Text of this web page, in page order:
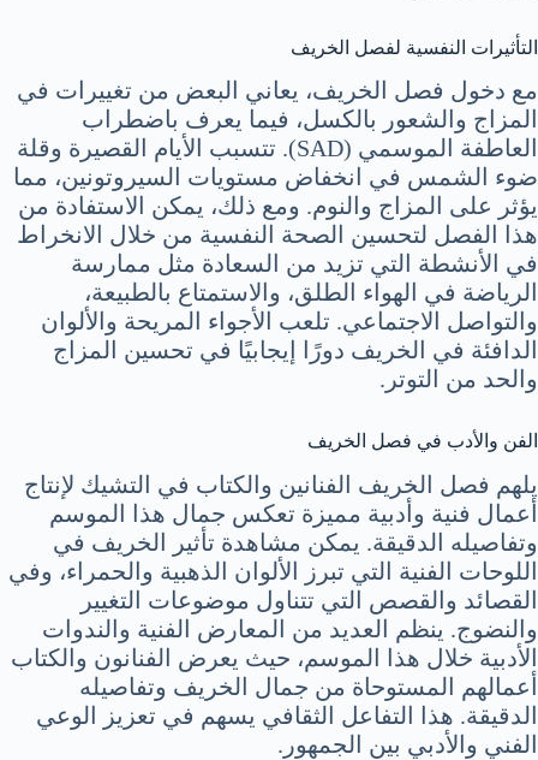
التأثيرات النفسية لفصل الخريف
مع دخول فصل الخريف، يعاني البعض من تغييرات في
المزاج والشعور بالكسل، فيما يعرف باضطراب
العاطفة الموسمي (SAD). تتسبب الأيام القصيرة وقلة
ضوء الشمس في انخفاض مستويات السيروتونين، مما
يؤثر على المزاج والنوم. ومع ذلك، يمكن الاستفادة من
هذا الفصل لتحسين الصحة النفسية من خلال الانخراط
في الأنشطة التي تزيد من السعادة مثل ممارسة
الرياضة في الهواء الطلق، والاستمتاع بالطبيعة،
والتواصل الاجتماعي. تلعب الأجواء المريحة والألوان
الدافئة في الخريف دورًا إيجابيًا في تحسين المزاج
والحد من التوتر.
الفن والأدب في فصل الخريف
يلهم فصل الخريف الفنانين والكتاب في التشيك لإنتاج
أعمال فنية وأدبية مميزة تعكس جمال هذا الموسم
وتفاصيله الدقيقة. يمكن مشاهدة تأثير الخريف في
اللوحات الفنية التي تبرز الألوان الذهبية والحمراء، وفي
القصائد والقصص التي تتناول موضوعات التغيير
والنضوج. ينظم العديد من المعارض الفنية والندوات
الأدبية خلال هذا الموسم، حيث يعرض الفنانون والكتاب
أعمالهم المستوحاة من جمال الخريف وتفاصيله
الدقيقة. هذا التفاعل الثقافي يسهم في تعزيز الوعي
الفني والأدبي بين الجمهور.